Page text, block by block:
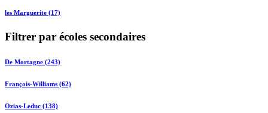
les Marguerite (17)
Filtrer par écoles secondaires
De Mortagne (243)
François-Williams (62)
Ozias-Leduc (138)